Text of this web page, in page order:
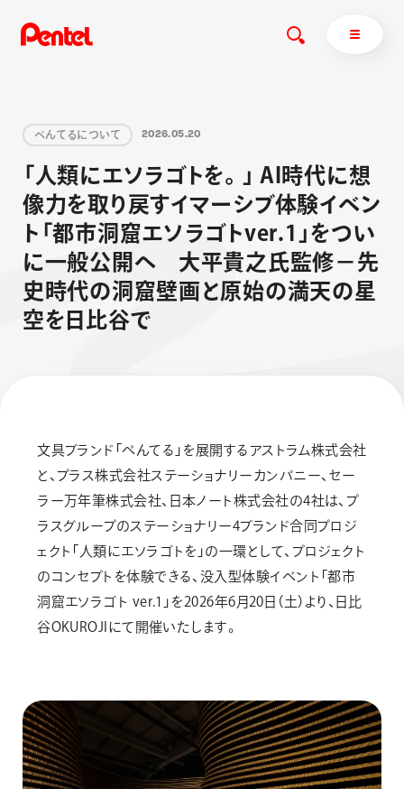
エナージェル サインペン オレンズ
商品を探す
商品を探すトップ
ボールペン
ペン
マーカー
シャープペン
その他
ぺんてるについて
ぺんてるについてトップ
メッセージ
ぺんてるに ついて 2026.05.20
「 人類にエソラ ゴトを。 」 A 時代に想
像力を取り 戻すイマー シブ体験イベン
ト 「都市洞 窟エソ ラゴ トver.1 」 をつい
に一般公 開 へ 大平貴之 氏監修－ 先
史 時代の洞 窟壁画 と原始の満天の星
空を 日 比谷で
文具ブランド「ぺんてる」を展開するアストラム株式会社
と、プラス株式会社ステーショナリーカンパニー、セー
ラー万年筆株式会社、日本ノート株式会社の4社は、プ
ラスグループのステーショナリー4ブランド合同プロジ
ェクト「人類にエソラゴトを」の一環として、プロジェクト
のコンセプトを体験できる、没入型体験イベント「都市
洞窟エソラゴト ver.1」を2026年6月20日（土）より、日比
谷OKUROJIにて開催いたします。